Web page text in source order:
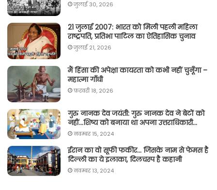
जुलाई 30, 2026
21 जुलाई 2007: भारत को मिली पहली महिला
राष्ट्रपति, प्रतिभा पाटिल का ऐतिहासिक चुनाव
जुलाई 21, 2026
मैं हिंसा की अपेक्षा कायरता को कभी नहीं चुनूँगा –
महात्मा गाँधी
फ़रवरी 18, 2026
गुरु नानक देव जयंती: गुरु नानक देव ने बेटों को
नहीं…शिष्य को बनाया था अपना उत्तराधिकारी…
नवम्बर 15, 2024
ईरान का वो सूफी फकीर… जिसके नाम से फेमस है
दिल्ली का ये इलाका, दिलचस्प है कहानी
नवम्बर 13, 2024